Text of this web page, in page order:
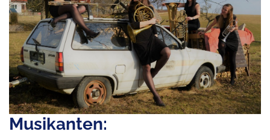
Musikanten: